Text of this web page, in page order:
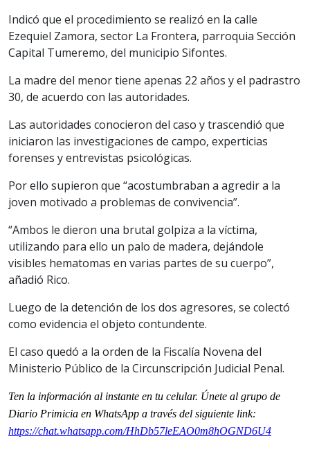
Indicó que el procedimiento se realizó en la calle
Ezequiel Zamora, sector La Frontera, parroquia Sección
Capital Tumeremo, del municipio Sifontes.
La madre del menor tiene apenas 22 años y el padrastro
30, de acuerdo con las autoridades.
Las autoridades conocieron del caso y trascendió que
iniciaron las investigaciones de campo, experticias
forenses y entrevistas psicológicas.
Por ello supieron que “acostumbraban a agredir a la
joven motivado a problemas de convivencia”.
“Ambos le dieron una brutal golpiza a la víctima,
utilizando para ello un palo de madera, dejándole
visibles hematomas en varias partes de su cuerpo”,
añadió Rico.
Luego de la detención de los dos agresores, se colectó
como evidencia el objeto contundente.
El caso quedó a la orden de la Fiscalía Novena del
Ministerio Público de la Circunscripción Judicial Penal.
Ten la información al instante en tu celular. Únete al grupo de
Diario Primicia en WhatsApp a través del siguiente link:
https://chat.whatsapp.com/HhDb57leEAO0m8hOGND6U4